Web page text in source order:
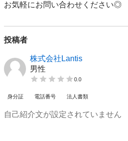
お気軽にお問い合わせください◎
投稿者
株式会社Lantis
男性
0.0
身分証 電話番号 法人書類
自己紹介文が設定されていません